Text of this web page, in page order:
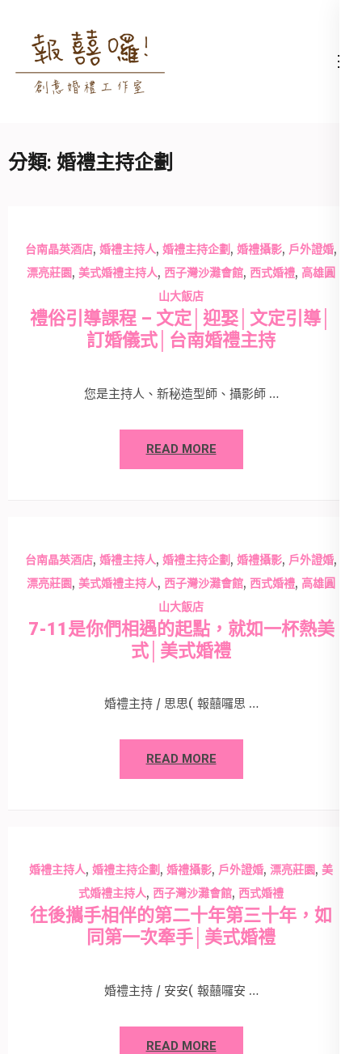
content
(Press
高雄婚禮主持│婚禮攝影
高雄婚禮主持、推薦婚禮主持、
分類: 婚禮主持企劃
台南晶英酒店, 婚禮主持人, 婚禮主持企劃 , 婚禮攝影, 戶外證婚,
漂亮莊園, 美式婚禮主持人, 西子灣沙灘會館, 西式婚禮, 高雄圓
山大飯店
禮俗引導課程 – 文定│迎娶│文定引導│
訂婚儀式│台南婚禮主持
您是主持人、新秘造型師、攝影師 …
READ MORE
台南晶英酒店, 婚禮主持人, 婚禮主持企劃 , 婚禮攝影, 戶外證婚,
漂亮莊園, 美式婚禮主持人, 西子灣沙灘會館, 西式婚禮, 高雄圓
山大飯店
7-11是你們相遇的起點，就如一杯熱美
式│美式婚禮
婚禮主持 / 思思( 報囍囉思 …
READ MORE
婚禮主持人, 婚禮主持企劃 , 婚禮攝影, 戶外證婚, 漂亮莊園, 美
式婚禮主持人, 西子灣沙灘會館, 西式婚禮
往後攜手相伴的第二十年第三十年，如
同第一次牽手│美式婚禮
婚禮主持 / 安安( 報囍囉安 …
READ MORE